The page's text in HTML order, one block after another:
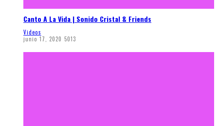
Canto A La Vida | Sonido Cristal & Friends
Videos
junio 17, 2020 5013